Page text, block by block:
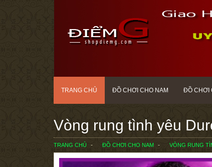
TRANG CHỦ ĐỒ CHƠI CHO NAM ĐỒ CHƠI
Vòng rung tình yêu
TRANG CHỦ ĐỒ CHƠI CHO NAM VÒNG RUNG